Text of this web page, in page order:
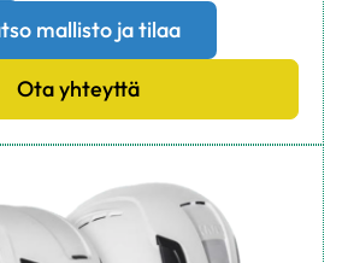
mallisto ja tilaa
Ota yhteyttä